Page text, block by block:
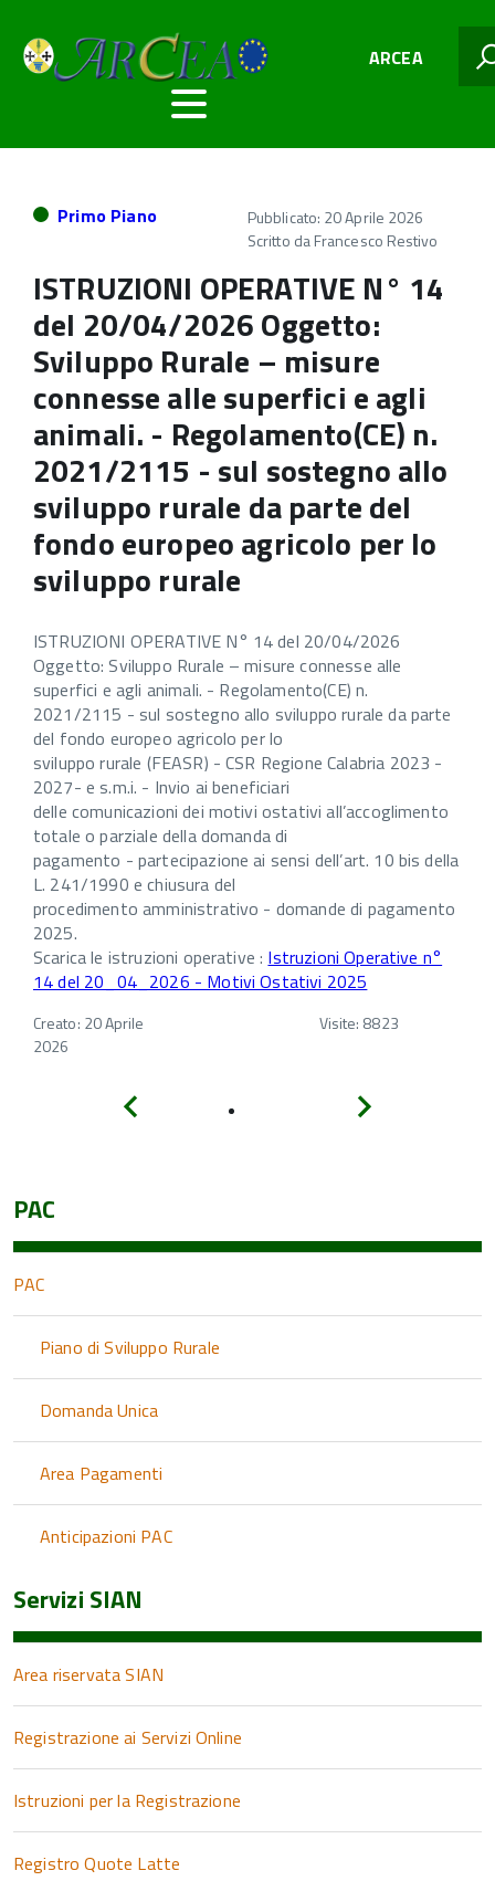
ARCEA
Primo Piano
Pubblicato: 20 Aprile 2026
Scritto daFrancesco Restivo
ISTRUZIONI OPERATIVE N° 14
del 20/04/2026 Oggetto:
Sviluppo Rurale – misure
connesse alle superfici e agli
animali. - Regolamento(CE) n.
2021/2115 - sul sostegno allo
sviluppo rurale da parte del
fondo europeo agricolo per lo
sviluppo rurale
ISTRUZIONI OPERATIVE N° 14 del 20/04/2026
Oggetto: Sviluppo Rurale – misure connesse alle
superfici e agli animali. - Regolamento(CE) n.
2021/2115 - sul sostegno allo sviluppo rurale da parte
del fondo europeo agricolo per lo
sviluppo rurale (FEASR) - CSR Regione Calabria 2023 -
2027- e s.m.i. - Invio ai beneficiari
delle comunicazioni dei motivi ostativi all’accoglimento
totale o parziale della domanda di
pagamento - partecipazione ai sensi dell’art. 10 bis della
L. 241/1990 e chiusura del
procedimento amministrativo - domande di pagamento
2025.
Scarica le istruzioni operative : Istruzioni Operative n°
14 del 20_04_2026 - Motivi Ostativi 2025
Creato: 20 Aprile
2026
Visite: 8823
PAC
PAC
Piano di Sviluppo Rurale
Domanda Unica
Area Pagamenti
Anticipazioni PAC
Servizi SIAN
Area riservata SIAN
Registrazione ai Servizi Online
Istruzioni per la Registrazione
Registro Quote Latte